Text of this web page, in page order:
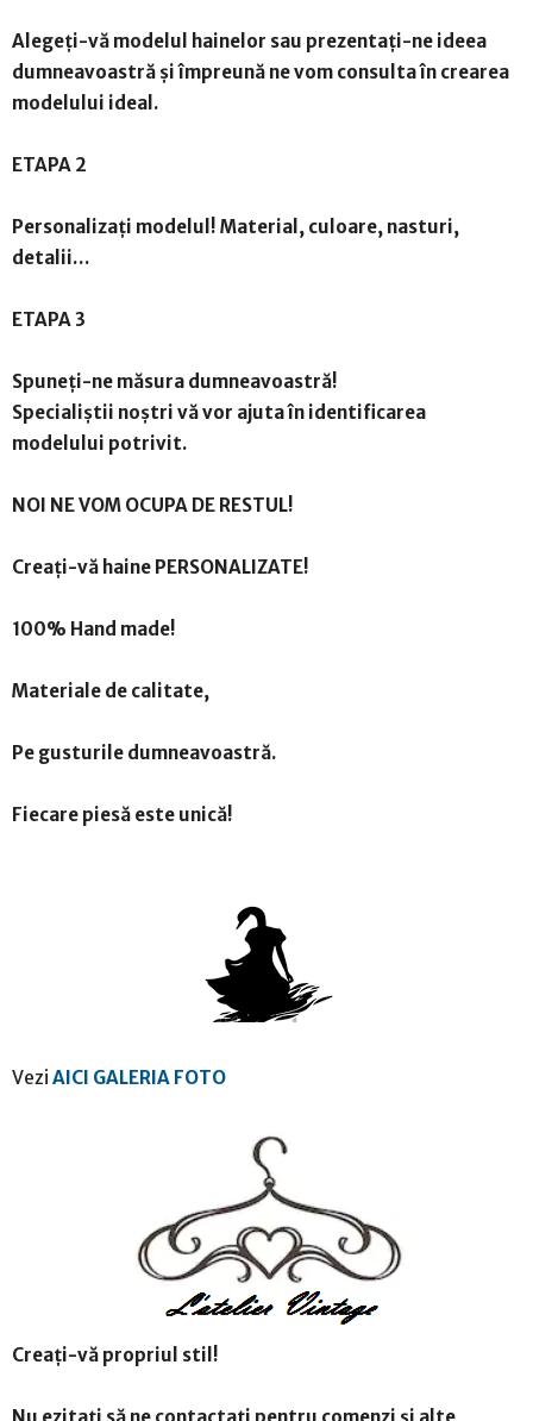
Alegeți-vă modelul hainelor sau prezentați-ne ideea
dumneavoastră și împreună ne vom consulta în crearea
modelului ideal.
ETAPA 2
Personalizați modelul! Material, culoare, nasturi,
detalii…
ETAPA 3
Spuneți-ne măsura dumneavoastră!
Specialiștii noștri vă vor ajuta în identificarea
modelului potrivit.
NOI NE VOM OCUPA DE RESTUL!
Creați-vă haine PERSONALIZATE!
100% Hand made!
Materiale de calitate,
Pe gusturile dumneavoastră.
Fiecare piesă este unică!
Vezi AICI GALERIA FOTO
Creați-vă propriul stil!